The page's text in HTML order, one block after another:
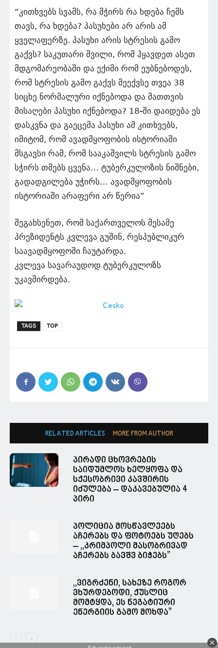
“კითხვებს სვამს, რა მჭირს რა ხდება ჩემს
თავს, რა ხდება? პასუხები არ არის ამ
ყველაფერზე. პასუხი არის სტრესის გამო
გაქვს? საკუთარი შვილი, რომ ჰყავდეთ ასეთ
მდგომარეობაში და ექიმი რომ ეუბნებოდეს,
რომ სტრესის გამო გაქვს მეექვსე თვეა 38
სიცხე ნორმალური იქნებოდა და მათთვის
მისაღები პასუხი იქნებოდა? 18-ში დაიდება ეს
დასკვნა და გაეცემა პასუხი ამ კითხვებს,
იმიტომ, რომ ავადმყოფობის ისტორიაში
მსგავსი რამ, რომ სააკაშვილს სტრესის გამო
სჭირს თმებს ცვენა… ტუბერკულოზის ნიშნები,
გადადგილება უჭირს… ავადმყოფობის
ისტორიაში არაფერი არ წერია”
შეგახსენეთ, რომ საქართველოს მესამე
პრეზიდენტს კვლევა გუშინ, რესპუბლიკურ
საავადმყოფოში ჩაუტარდა.
კვლევა სავარაუდოდ ტუბერკულოზს
უკავშირდება.
TAGS TOP
RELATED ARTICLES MORE FROM AUTHOR
პირადი ცხოვრების
საიდუმლოს ხელყოფა და
სქესობრივი კავშირის
იძულება – დაკავებულია 4
პირი
პოლიცია მოსწავლეებს
აჩერებს და ფოტოებს უღებს
– ,,კრიმპოლი მასობრივად
აჩერებს ბავშვ ბიჭებს”
,,ვიგრძენი, სახეზე როგორ
ვხურდებოდი, ქუსლიც
მომტყდა, ეს ნეგატიური
ენერგიის გამო მოხდა”